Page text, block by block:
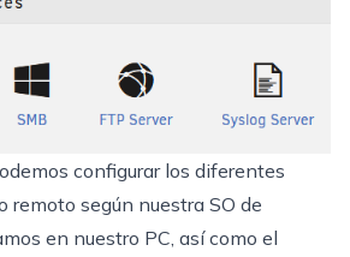
configurar los diferentes
remoto según nuestra SO de
en nuestro PC, así como el